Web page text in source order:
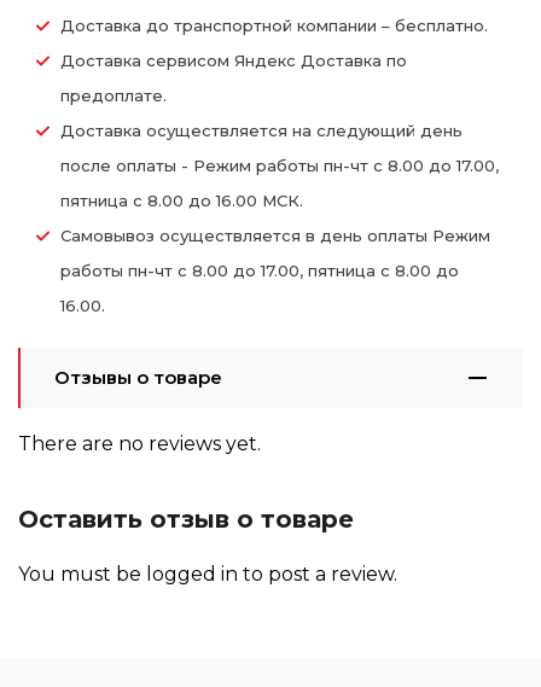
Доставка до транспортной компании – бесплатно.
Доставка сервисом Яндекс Доставка по
предоплате.
Доставка осуществляется на следующий день
после оплаты - Режим работы пн-чт с 8.00 до 17.00,
пятница с 8.00 до 16.00 МСК.
Самовывоз осуществляется в день оплаты Режим
работы пн-чт с 8.00 до 17.00, пятница с 8.00 до
16.00.
Отзывы о товаре
There are no reviews yet.
Оставить отзыв о товаре
You must be logged in to post a review.